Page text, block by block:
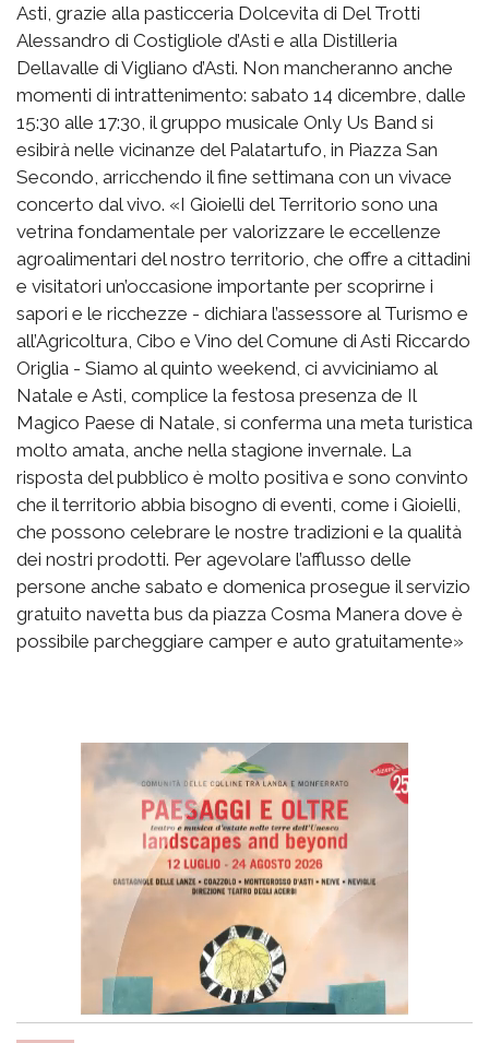
Asti, grazie alla pasticceria Dolcevita di Del Trotti
Alessandro di Costigliole d’Asti e alla Distilleria
Dellavalle di Vigliano d’Asti. Non mancheranno anche
momenti di intrattenimento: sabato 14 dicembre, dalle
15:30 alle 17:30, il gruppo musicale Only Us Band si
esibirà nelle vicinanze del Palatartufo, in Piazza San
Secondo, arricchendo il fine settimana con un vivace
concerto dal vivo. «I Gioielli del Territorio sono una
vetrina fondamentale per valorizzare le eccellenze
agroalimentari del nostro territorio, che offre a cittadini
e visitatori un’occasione importante per scoprirne i
sapori e le ricchezze - dichiara l’assessore al Turismo e
all’Agricoltura, Cibo e Vino del Comune di Asti Riccardo
Origlia - Siamo al quinto weekend, ci avviciniamo al
Natale e Asti, complice la festosa presenza de Il
Magico Paese di Natale, si conferma una meta turistica
molto amata, anche nella stagione invernale. La
risposta del pubblico è molto positiva e sono convinto
che il territorio abbia bisogno di eventi, come i Gioielli,
che possono celebrare le nostre tradizioni e la qualità
dei nostri prodotti. Per agevolare l’afflusso delle
persone anche sabato e domenica prosegue il servizio
gratuito navetta bus da piazza Cosma Manera dove è
possibile parcheggiare camper e auto gratuitamente»